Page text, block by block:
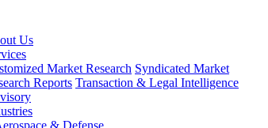
Us
Market Research Syndicated Market
Reports Transaction & Legal Intelligence
& Defense